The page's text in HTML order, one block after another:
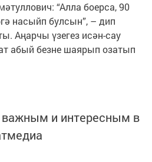
“Алла боерса, 90
насыйп булсын”, – дип
Аңарчы үзегез исән-сау
абый безне шаярып озатып
и интересным в